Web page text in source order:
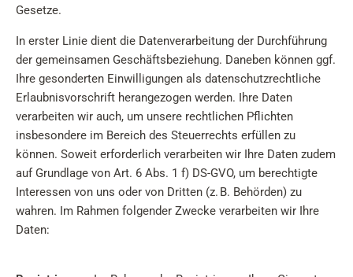
Gesetze.
In erster Linie dient die Datenverarbeitung der Durchführung
der gemeinsamen Geschäftsbeziehung. Daneben können ggf.
Ihre gesonderten Einwilligungen als datenschutzrechtliche
Erlaubnisvorschrift herangezogen werden. Ihre Daten
verarbeiten wir auch, um unsere rechtlichen Pflichten
insbesondere im Bereich des Steuerrechts erfüllen zu
können. Soweit erforderlich verarbeiten wir Ihre Daten zudem
auf Grundlage von Art. 6 Abs. 1 f) DS-GVO, um berechtigte
Interessen von uns oder von Dritten (z. B. Behörden) zu
wahren. Im Rahmen folgender Zwecke verarbeiten wir Ihre
Daten: